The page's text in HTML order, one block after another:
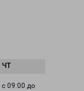
с 09:00 до